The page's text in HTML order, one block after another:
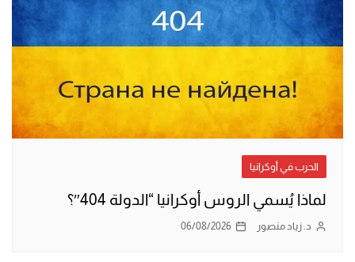
الحرب في أوكرانيا
لماذا يُسمي الروس أوكرانيا “الدولة 404″؟
د. زياد منصور 06/08/2026